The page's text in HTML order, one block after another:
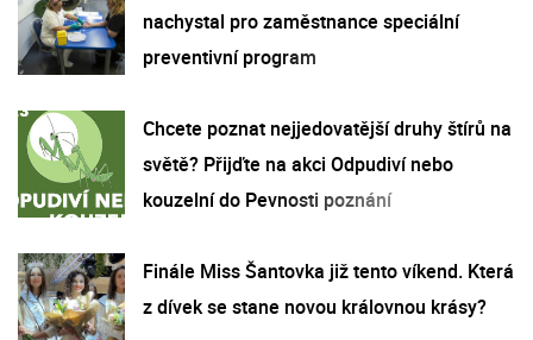
nachystal pro zaměstnance speciální
preventivní program
Chcete poznat nejjedovatější druhy štírů na
světě? Přijďte na akci Odpudiví nebo
kouzelní do Pevnosti poznání
Finále Miss Šantovka již tento víkend. Která
z dívek se stane novou královnou krásy?